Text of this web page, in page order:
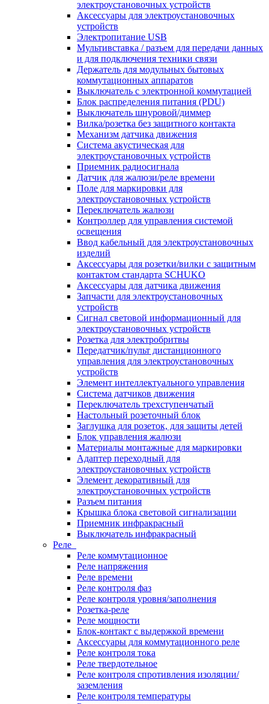
электроустановочных устройств
Аксессуары для электроустановочных
устройств
Электропитание USB
Мультивставка / разъем для передачи данных
и для подключения техники связи
Держатель для модульных бытовых
коммутационных аппаратов
Выключатель с электронной коммутацией
Блок распределения питания (PDU)
Выключатель шнуровой/диммер
Вилка/розетка без защитного контакта
Механизм датчика движения
Система акустическая для
электроустановочных устройств
Приемник радиосигнала
Датчик для жалюзи/реле времени
Поле для маркировки для
электроустановочных устройств
Переключатель жалюзи
Контроллер для управления системой
освещения
Ввод кабельный для электроустановочных
изделий
Аксессуары для розетки/вилки с защитным
контактом стандарта SCHUKO
Аксессуары для датчика движения
Запчасти для электроустановочных
устройств
Сигнал световой информационный для
электроустановочных устройств
Розетка для электробритвы
Передатчик/пульт дистанционного
управления для электроустановочных
устройств
Элемент интеллектуального управления
Система датчиков движения
Переключатель трехступенчатый
Настольный розеточный блок
Заглушка для розеток, для защиты детей
Блок управления жалюзи
Материалы монтажные для маркировки
Адаптер переходный для
электроустановочных устройств
Элемент декоративный для
электроустановочных устройств
Разъем питания
Крышка блока световой сигнализации
Приемник инфракрасный
Выключатель инфракрасный
Реле
Реле коммутационное
Реле напряжения
Реле времени
Реле контроля фаз
Реле контроля уровня/заполнения
Розетка-реле
Реле мощности
Блок-контакт с выдержкой времени
Аксессуары для коммутационного реле
Реле контроля тока
Реле твердотельное
Реле контроля спротивления изоляции/
заземления
Реле контроля температуры